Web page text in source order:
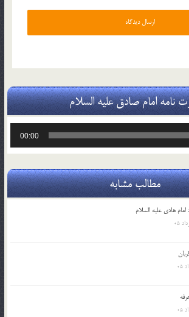
نامه امام صادق علیه السلام
00:00
مطالب مشابه
امام هادی علیه السلام